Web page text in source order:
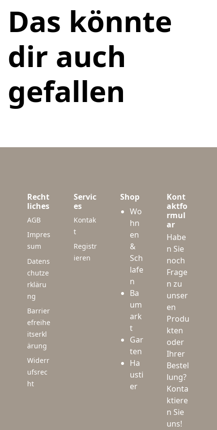
Das könnte
dir auch
gefallen
Recht
liches
AGB
Impres
sum
Datens
chutze
rkläru
ng
Barrier
efreihe
itserkl
ärung
Widerr
ufsrec
ht
Servic
es
Kontak
t
Registr
ieren
Shop
Wo
hn
en
&
Sch
lafe
n
Ba
um
ark
t
Gar
ten
Ha
usti
er
Kont
aktfo
rmul
ar
Habe
n Sie
noch
Frage
n zu
unser
en
Produ
kten
oder
Ihrer
Bestel
lung?
Konta
ktiere
n Sie
uns!